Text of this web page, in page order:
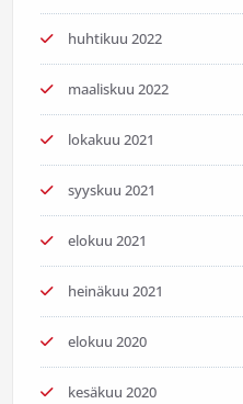
huhtikuu 2022
maaliskuu 2022
lokakuu 2021
syyskuu 2021
elokuu 2021
heinäkuu 2021
elokuu 2020
kesäkuu 2020